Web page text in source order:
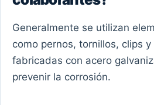
Generalmente se utilizan
como pernos, tornillos, clips
fabricadas con acero
prevenir la corrosión.